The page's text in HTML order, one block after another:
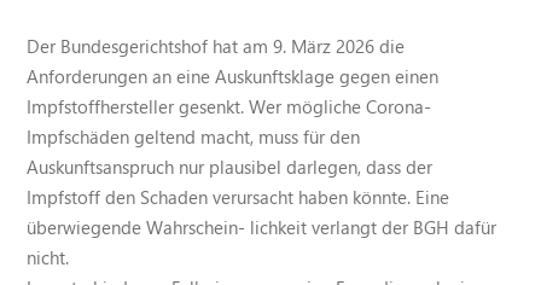
Der Bundesgerichtshof hat am 9. März 2026 die
Anforderungen an eine Auskunftsklage gegen einen
Impfstoffhersteller gesenkt. Wer mögliche Corona-
Impfschäden geltend macht, muss für den
Auskunftsanspruch nur plausibel darlegen, dass der
Impfstoff den Schaden verursacht haben könnte. Eine
überwiegende Wahrschein- lichkeit verlangt der BGH dafür
nicht.